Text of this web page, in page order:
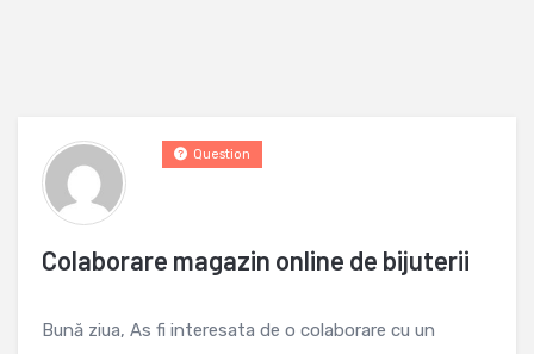
Colaborare magazin online de bijuterii
Question
Bună ziua, As fi interesata de o colaborare cu un